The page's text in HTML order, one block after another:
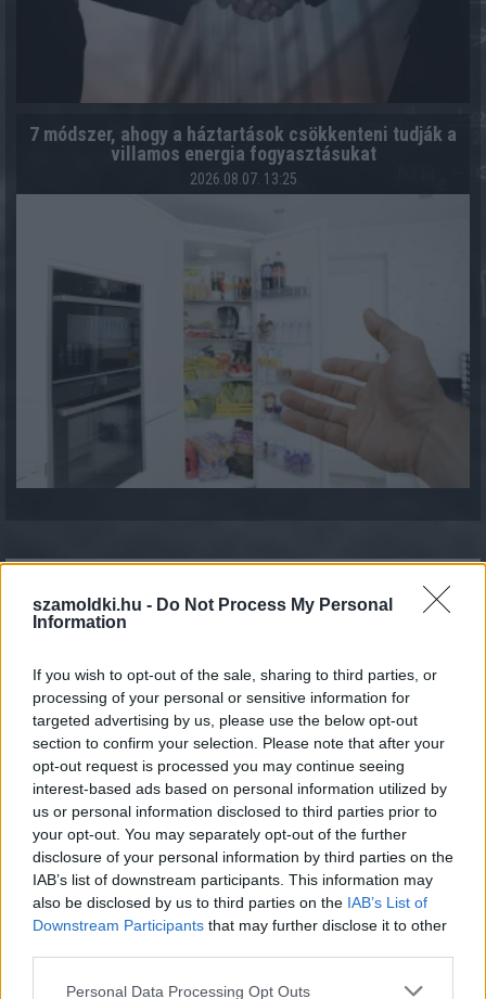
szamoldki.hu - Do Not Process My Personal
Information
If you wish to opt-out of the sale, sharing to third parties, or
processing of your personal or sensitive information for
targeted advertising by us, please use the below opt-out
section to confirm your selection. Please note that after your
opt-out request is processed you may continue seeing
interest-based ads based on personal information utilized by
us or personal information disclosed to third parties prior to
your opt-out. You may separately opt-out of the further
disclosure of your personal information by third parties on the
IAB’s list of downstream participants. This information may
also be disclosed by us to third parties on the IAB’s List of
Downstream Participants that may further disclose it to other
Please note that this website/app uses one or more Google
Personal Data Processing Opt Outs
7 módszer, ahogy a háztartások csökkenteni tudják a
villamos energia fogyasztásukat
2026.08.07. 13:25
És ezeket kiszámoltad már?
Hányasra tudnál felelni a 7. osztályos kémia tantárgyból?
KISZÁMOLOM!